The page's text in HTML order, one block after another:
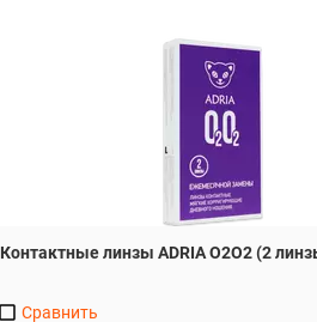
Контактные линзы ADRIA O2O2 (2
Сравнить